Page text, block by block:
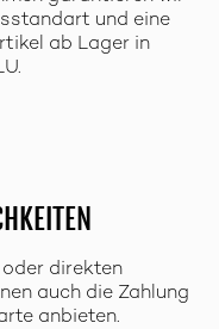
und eine
ab Lager in
direkten
auch die Zahlung
anbieten.